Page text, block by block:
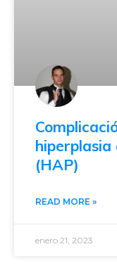
(HAP)
READ MORE »
enero 21, 2023